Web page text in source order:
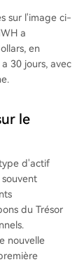
sur l'image ci-
a
en
30 jours, avec
le
d'actif
souvent
du Trésor
nouvelle